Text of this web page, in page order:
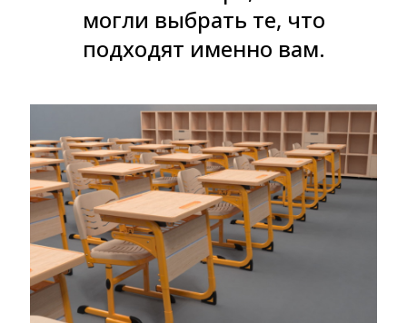
могли выбрать те, что
подходят именно вам.